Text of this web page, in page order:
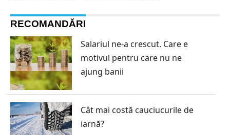
RECOMANDĂRI
Salariul ne-a crescut. Care e
motivul pentru care nu ne
ajung banii
Cât mai costă cauciucurile de
iarnă?